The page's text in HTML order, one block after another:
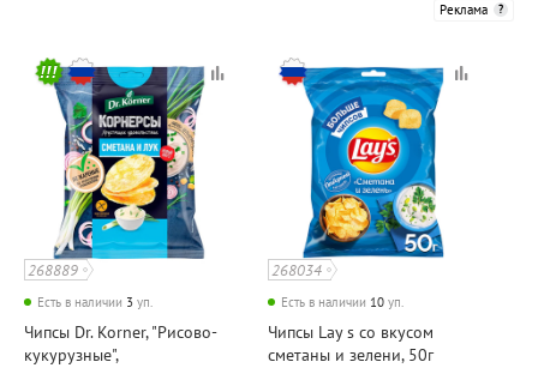
Реклама
268889
Есть в наличии 3 уп.
Чипсы Dr. Korner, "Рисово-
кукурузные",
268034
Есть в наличии 10 уп.
Чипсы Lay s со вкусом
сметаны и зелени, 50г